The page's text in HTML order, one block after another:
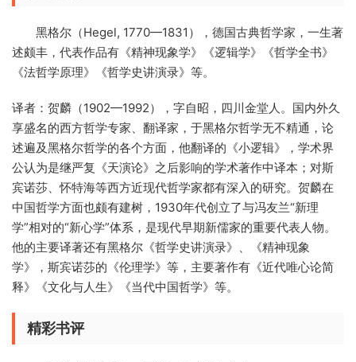
黑格尔（Hegel, 1770—1831），德国古典哲学家，一生著
述颇丰，代表作品有《精神现象学》《逻辑学》《哲学全书》
《法哲学原理》《哲学史讲演录》等。
译者：贺麟（1902—1992），字自昭，四川金堂人。国内外久
享盛名的西方哲学专家、翻译家，于黑格尔哲学无不精通，论
述遍及黑格尔哲学的各个方面，他翻译的《小逻辑》，学术界
公认为是继严复《天演论》之后影响的学术著作中译本；对斯
宾诺莎、怀特海等西方近现代哲学家都有深入的研究。贺麟在
中国哲学方面也颇有建树，1930年代创立了与冯友兰“新理
学”相对的“新心学”体系，是现代早期新儒家的重要代表人物。
他的主要译著还有黑格尔《哲学史讲演录》、《精神现象
学》，斯宾诺莎的《伦理学》等，主要著作有《近代唯心论简
释》《文化与人生》《当代中国哲学》等。
精彩书评